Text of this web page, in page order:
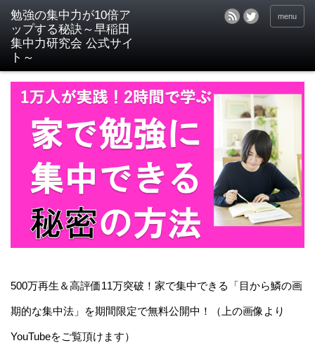
menu
500万再生＆高評価11万突破！家で集中できる「目から鱗の画
期的な集中法」を期間限定で無料公開中！（上の画像より
YouTubeをご覧頂けます）